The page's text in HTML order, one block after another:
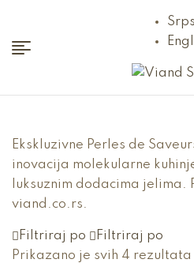
Shop
Ekskluzivne Perles de
inovacija molekularne
luksuznim dodacima jelima.
viand.co.rs.
Filtriraj po
Filtriraj po
Prikazano je svih 4 rezultata